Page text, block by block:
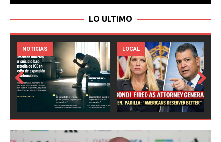
LO ULTIMO
LOCAL NOTICIAS
Prev
Next